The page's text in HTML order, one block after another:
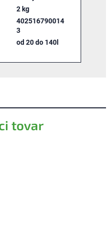
tovar
2 kg
402516790014
3
od 20 do 140l